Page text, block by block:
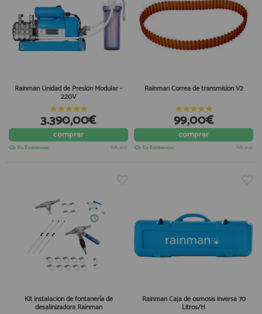
Rainman Unidad de Presión Modular -
220V
3.390,00€
comprar
En Existencias IVA incl.
Rainman Correa de transmisión V2
99,00€
comprar
En Existencias IVA incl.
Kit instalación de fontanería de
desalinizadora Rainman
Rainman Caja de ósmosis inversa 70
Litros/H